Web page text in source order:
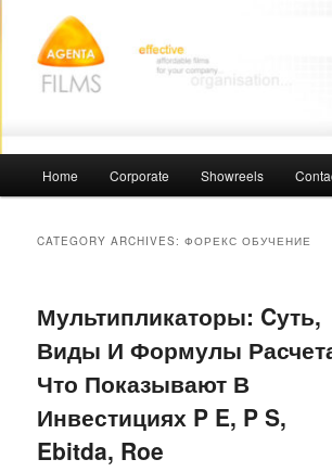
primary
content
secondary
contentAgenta Films
Home Corporate Showreels
CATEGORY ARCHIVES:ФОРЕКС ОБУЧЕНИЕ
Мультипликаторы: Cуть,
Виды И Формулы
Что Показывают В
Инвестициях P E, P S,
Ebitda, Roe